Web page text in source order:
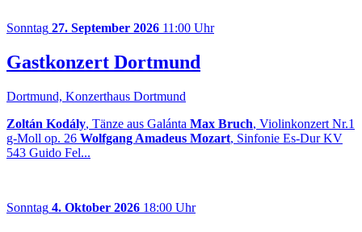
Sonntag 27. September 2026 11:00 Uhr
Gastkonzert Dortmund
Dortmund, Konzerthaus Dortmund
Zoltán Kodály, Tänze aus Galánta Max Bruch, Violinkonzert Nr.1
g-Moll op. 26 Wolfgang Amadeus Mozart, Sinfonie Es-Dur KV
543 Guido Fel...
Sonntag 4. Oktober 2026 18:00 Uhr